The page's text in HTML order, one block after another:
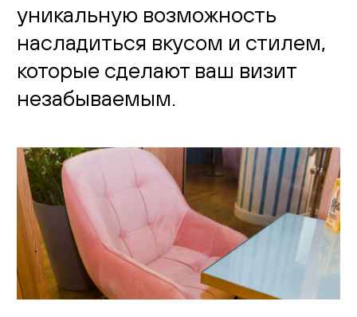
уникальную возможность
насладиться вкусом и стилем,
которые сделают ваш визит
незабываемым.